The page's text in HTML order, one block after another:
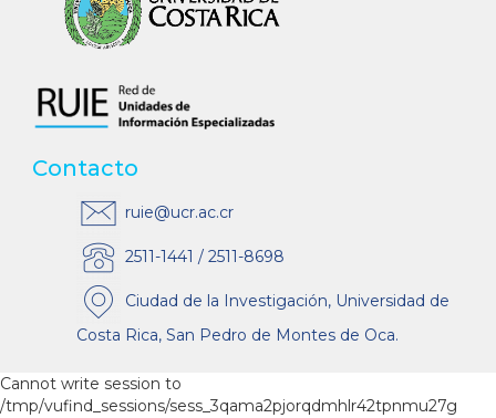
Contacto
ruie@ucr.ac.cr
2511-1441 / 2511-8698
Ciudad de la Investigación, Universidad de
Costa Rica, San Pedro de Montes de Oca.
Cannot write session to
/tmp/vufind_sessions/sess_3qama2pjorqdmhlr42tpnmu27g